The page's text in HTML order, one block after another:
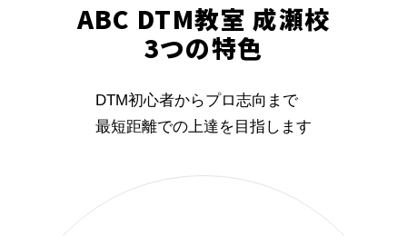
ABC DTM教室 成瀬校
3つの特色
DTM初心者からプロ志向まで
最短距離での上達を目指します